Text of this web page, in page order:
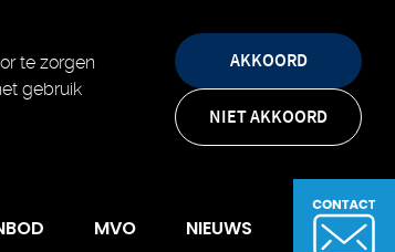
te zorgen
gebruik
AKKOORD
NIET AKKOORD
MVO NIEUWS